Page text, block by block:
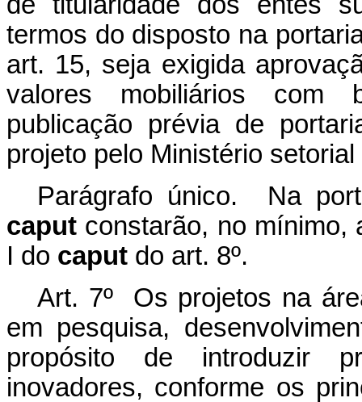
termos do disposto na
art. 15, seja exigida
valores mobiliários com
publicação prévia de
projeto pelo Ministério
Parágrafo único. Na
caput constarão, no mínimo,
I do caput do art. 8º.
Art. 7º Os projetos na
em pesquisa,
propósito de introduzir
inovadores, conforme os